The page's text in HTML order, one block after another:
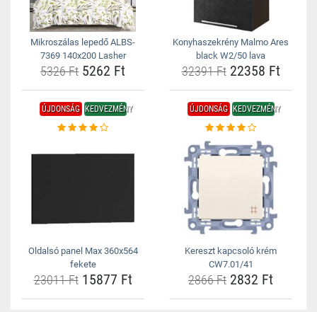
Mikroszálas lepedő ALBS-
7369 140x200 Lasher
5326 Ft 5262 Ft
Konyhaszekrény Malmo Ares
black W2/50 lava
32391 Ft22358 Ft
ÚJDONSÁG KEDVEZMÉNY
Oldalsó panel Max 360x564
fekete
23011 Ft15877 Ft
ÚJDONSÁG KEDVEZMÉNY
Kereszt kapcsoló krém
CW7.01/41
2866 Ft 2832 Ft